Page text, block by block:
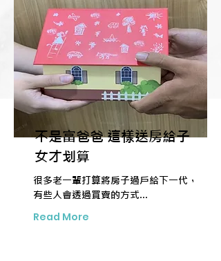
不是富爸爸 這樣送房給子
女才划算
很多老一輩打算將房子過戶給下一代，
有些人會透過買賣的方式...
Read More